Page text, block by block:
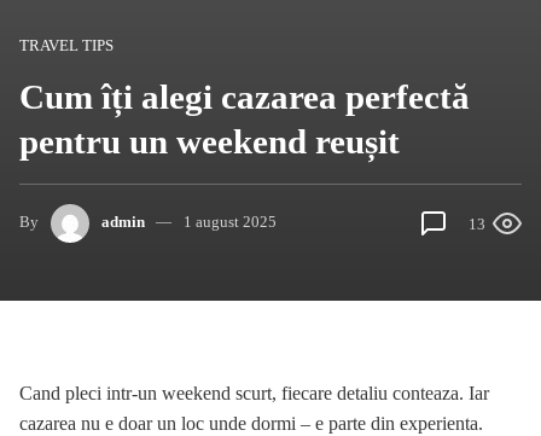
TRAVEL TIPS
Cum îți alegi cazarea perfectă
pentru un weekend reușit
By admin 1 august 2025 13
Cand pleci intr-un weekend scurt, fiecare detaliu conteaza. Iar
cazarea nu e doar un loc unde dormi – e parte din experienta.